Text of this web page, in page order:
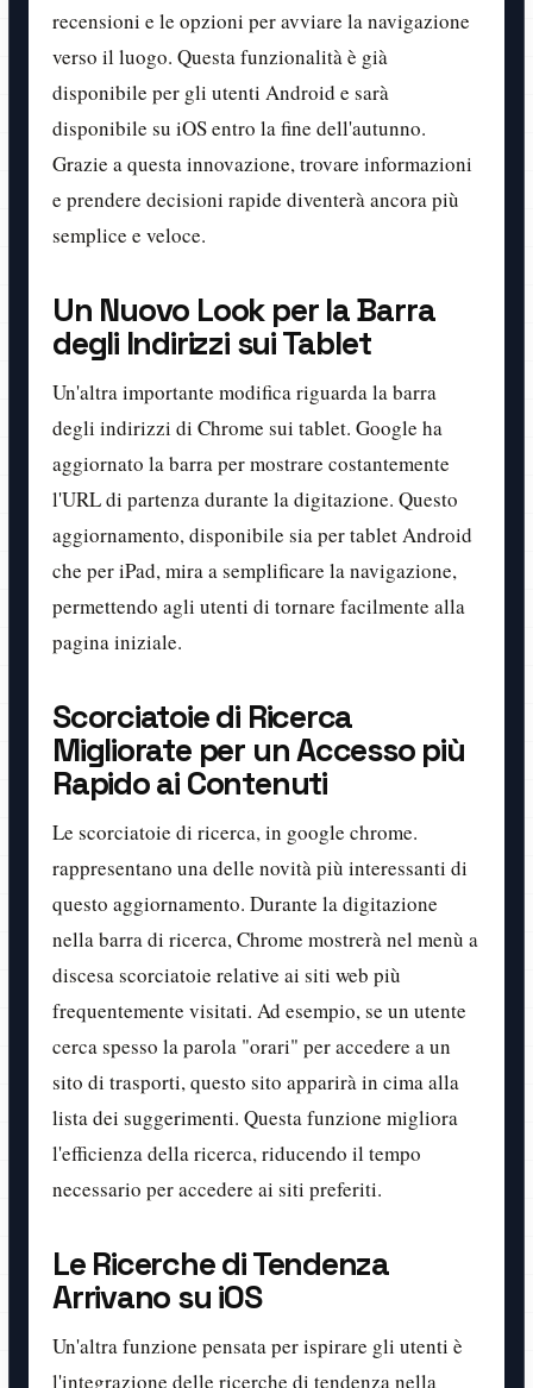
recensioni e le opzioni per avviare la navigazione
verso il luogo. Questa funzionalità è già
disponibile per gli utenti Android e sarà
disponibile su iOS entro la fine dell'autunno.
Grazie a questa innovazione, trovare informazioni
e prendere decisioni rapide diventerà ancora più
semplice e veloce.
Un Nuovo Look per la Barra
degli Indirizzi sui Tablet
Un'altra importante modifica riguarda la barra
degli indirizzi di Chrome sui tablet. Google ha
aggiornato la barra per mostrare costantemente
l'URL di partenza durante la digitazione. Questo
aggiornamento, disponibile sia per tablet Android
che per iPad, mira a semplificare la navigazione,
permettendo agli utenti di tornare facilmente alla
pagina iniziale.
Scorciatoie di Ricerca
Migliorate per un Accesso più
Rapido ai Contenuti
Le scorciatoie di ricerca, in google chrome.
rappresentano una delle novità più interessanti di
questo aggiornamento. Durante la digitazione
nella barra di ricerca, Chrome mostrerà nel menù a
discesa scorciatoie relative ai siti web più
frequentemente visitati. Ad esempio, se un utente
cerca spesso la parola "orari" per accedere a un
sito di trasporti, questo sito apparirà in cima alla
lista dei suggerimenti. Questa funzione migliora
l'efficienza della ricerca, riducendo il tempo
necessario per accedere ai siti preferiti.
Le Ricerche di Tendenza
Arrivano su iOS
Un'altra funzione pensata per ispirare gli utenti è
l'integrazione delle ricerche di tendenza nella